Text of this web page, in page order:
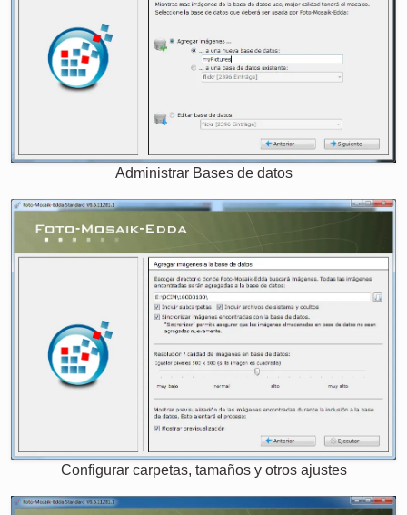
Administrar Bases de datos
Configurar carpetas, tamaños y otros ajustes